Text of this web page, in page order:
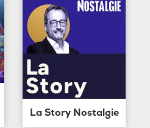
La Story Nostalgie